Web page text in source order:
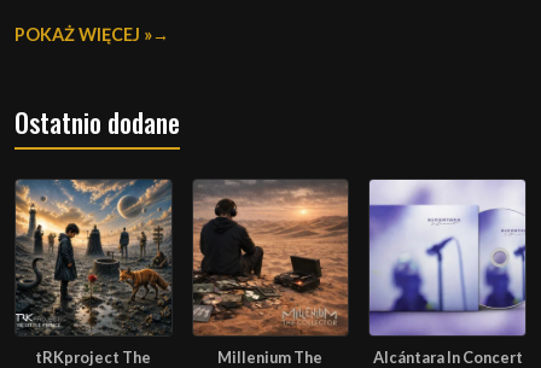
POKAŻ WIĘCEJ »
Ostatnio dodane
tRKproject The
Millenium The
Alcántara In Concert